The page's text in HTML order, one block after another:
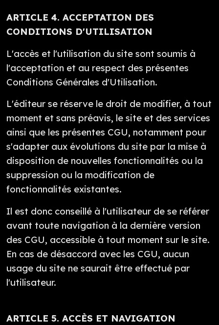
ARTICLE 4. ACCEPTATION DES
CONDITIONS D'UTILISATION
L'accès et l'utilisation du site sont soumis à
l'acceptation et au respect des présentes
Conditions Générales d'Utilisation.
L'éditeur se réserve le droit de modifier, à tout
moment et sans préavis, le site et des services
ainsi que les présentes CGU, notamment pour
s'adapter aux évolutions du site par la mise à
disposition de nouvelles fonctionnalités ou la
suppression ou la modification de
fonctionnalités existantes.
Il est donc conseillé à l'utilisateur de se référer
avant toute navigation à la dernière version
des CGU, accessible à tout moment sur le site.
En cas de désaccord avec les CGU, aucun
usage du site ne saurait être effectué par
l'utilisateur.
ARTICLE 5. ACCÈS ET NAVIGATION